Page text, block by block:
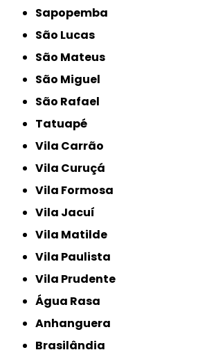
Sapopemba
São Lucas
São Mateus
São Miguel
São Rafael
Tatuapé
Vila Carrão
Vila Curuçá
Vila Formosa
Vila Jacuí
Vila Matilde
Vila Paulista
Vila Prudente
Água Rasa
Anhanguera
Brasilândia